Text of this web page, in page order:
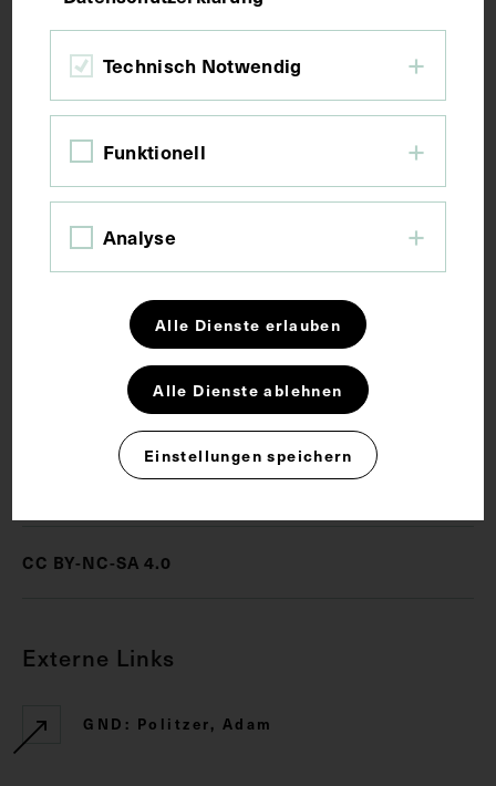
Bildmaß 10,2 x 6,2 cm
Bildmaß inkl. Untergrund 14,5 x 7,7 cm
Kurzbeschreibung
Die Fotografie stammt vermutlich aus der
Sammlung von Ádám Politzer.
Schlagwörter
Kartei Ohrenheilkunde
CC BY-NC-SA 4.0
Externe Links
GND: Politzer, Adam
Technisch Notwendig
Funktionell
Analyse
Alle Dienste erlauben
Alle Dienste ablehnen
Einstellungen speichern